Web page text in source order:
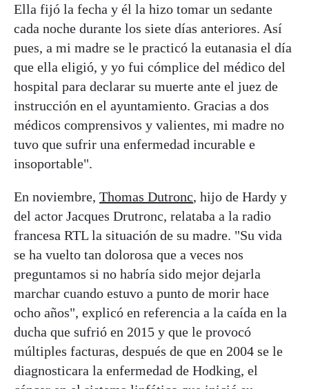
Ella fijó la fecha y él la hizo tomar un sedante
cada noche durante los siete días anteriores. Así
pues, a mi madre se le practicó la eutanasia el día
que ella eligió, y yo fui cómplice del médico del
hospital para declarar su muerte ante el juez de
instrucción en el ayuntamiento. Gracias a dos
médicos comprensivos y valientes, mi madre no
tuvo que sufrir una enfermedad incurable e
insoportable".
En noviembre, Thomas Dutronc, hijo de Hardy y
del actor Jacques Drutronc, relataba a la radio
francesa RTL la situación de su madre. "Su vida
se ha vuelto tan dolorosa que a veces nos
preguntamos si no habría sido mejor dejarla
marchar cuando estuvo a punto de morir hace
ocho años", explicó en referencia a la caída en la
ducha que sufrió en 2015 y que le provocó
múltiples facturas, después de que en 2004 se le
diagnosticara la enfermedad de Hodking, el